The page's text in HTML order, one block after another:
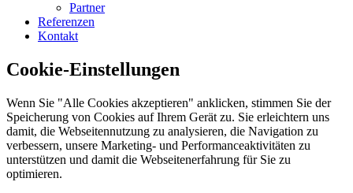
Partner
Referenzen
Kontakt
Cookie-Einstellungen
Wenn Sie "Alle Cookies akzeptieren" anklicken, stimmen Sie der
Speicherung von Cookies auf Ihrem Gerät zu. Sie erleichtern uns
damit, die Webseitennutzung zu analysieren, die Navigation zu
verbessern, unsere Marketing- und Performanceaktivitäten zu
unterstützen und damit die Webseitenerfahrung für Sie zu
optimieren.